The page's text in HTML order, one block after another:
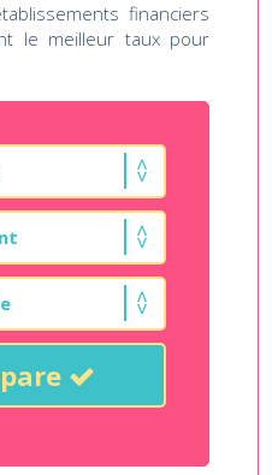
financiers
le meilleur taux pour